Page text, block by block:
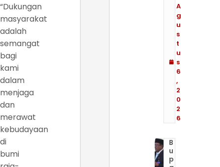
“Dukungan
masyarakat
adalah
semangat
bagi
kami
dalam
menjaga
dan
merawat
kebudayaan
di
bumi
A
g
u
s
t
u
s
6
,
2
0
2
6
B
u
p